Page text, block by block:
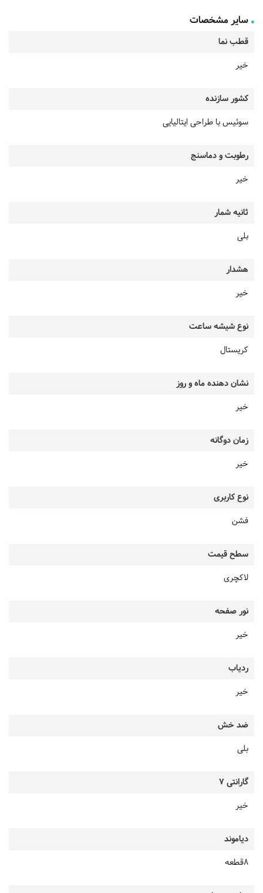
سایر مشخصات
قطب نما
خیر
کشور سازنده
سوئیس با طراحی ایتالیایی
رطوبت و دماسنج
خیر
ثانیه شمار
بلی
هشدار
خیر
نوع شیشه ساعت
کریستال
نشان دهنده ماه و روز
خیر
زمان دوگانه
خیر
نوع کاربری
فشن
سطح قیمت
لاکچری
نور صفحه
خیر
ردیاب
خیر
ضد خش
بلی
گارانتی 7
خیر
دیاموند
8قطعه